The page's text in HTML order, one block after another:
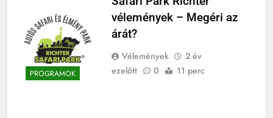
PROGRAMOK
vélemények – Megéri az
árát?
Vélemények
2 év
ezelőtt
0 11 perc